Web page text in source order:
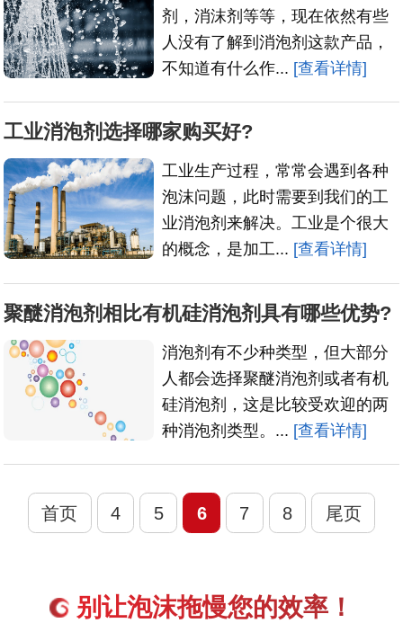
剂，消沫剂等等，现在依然有些
人没有了解到消泡剂这款产品，
不知道有什么作... [查看详情]
工业消泡剂选择哪家购买好?
工业生产过程，常常会遇到各种
泡沫问题，此时需要到我们的工
业消泡剂来解决。工业是个很大
的概念，是加工... [查看详情]
聚醚消泡剂相比有机硅消泡剂具有哪些优势?
消泡剂有不少种类型，但大部分
人都会选择聚醚消泡剂或者有机
硅消泡剂，这是比较受欢迎的两
种消泡剂类型。... [查看详情]
首页 4 5 6 7 8 尾页
别让泡沫拖慢您的效率！